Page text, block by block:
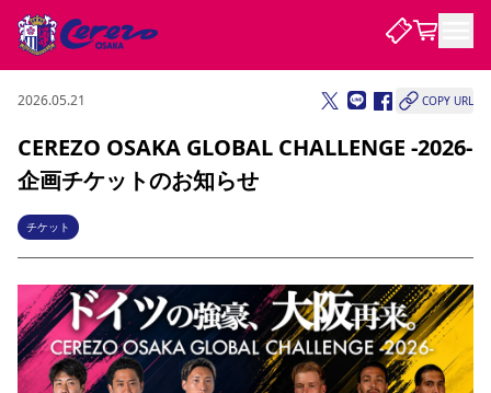
試合・チーム
試合について
試合日程 / 結果
チームについて
選手・スタッフ スケジュール メディア情報 アクセス レディース
アカデミー
ハナサカプレーヤー 歴代所属選手
観戦する
チケット
チケット情報 販売スケジュール 価格・席種 購入方法
シーズンシート
法人シーズンシート 福祉サービス 団体チケット
特定興行入場券
譲渡サービス リセールサービス
観戦ガイド
クラブを知る
セレッソ大阪について
クラブ紹介 沿革 シーズン記録 求人情報
ファンクラブ
2026.05.21 COPY URL
CEREZO OSAKA GLOBAL CHALLENGE -2026-
企画チケットのお知らせ
チケット